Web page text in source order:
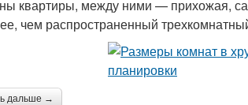
квартиры, между ними — прихожая,
чем распространенный
дальше →